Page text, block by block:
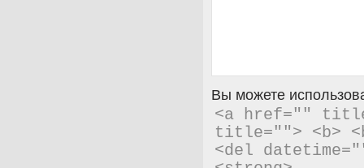
Вы можете
<a href=""
title=""> <b>
<del